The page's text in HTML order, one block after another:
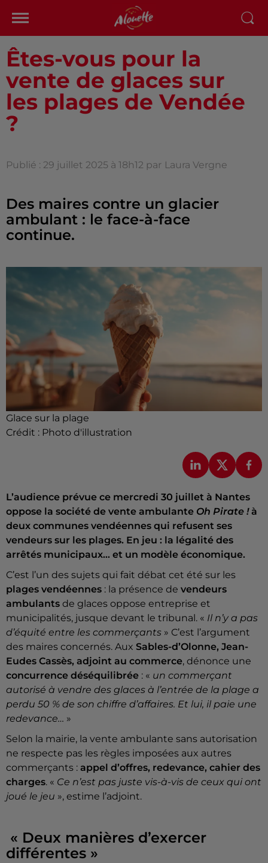
Êtes-vous pour la
vente de glaces sur
les plages de Vendée
?
Publié : 29 juillet 2025 à 18h12 par Laura Vergne
Des maires contre un glacier
ambulant : le face-à-face
continue.
Glace sur la plage
Crédit : Photo d'illustration
L’audience prévue ce mercredi 30 juillet à Nantes
oppose la société de vente ambulante Oh Pirate !à
deux communes vendéennes qui refusent ses
vendeurs sur les plages. En jeu : la légalité des
arrêtés municipaux… et un modèle économique.
C’est l’un des sujets qui fait débat cet été sur les
plages vendéennes : la présence de vendeurs
ambulants de glaces oppose entreprise et
municipalités, jusque devant le tribunal. « Il n’y a pas
d’équité entre les commerçants » C’est l’argument
des maires concernés. Aux Sables-d’Olonne, Jean-
Eudes Cassès, adjoint au commerce, dénonce une
concurrence déséquilibrée : « un commerçant
autorisé à vendre des glaces à l’entrée de la plage a
perdu 50 % de son chiffre d’affaires. Et lui, il paie une
redevance… »
Selon la mairie, la vente ambulante sans autorisation
ne respecte pas les règles imposées aux autres
commerçants : appel d’offres, redevance, cahier des
charges. « Ce n’est pas juste vis-à-vis de ceux qui ont
joué le jeu », estime l’adjoint.
« Deux manières d’exercer
différentes »